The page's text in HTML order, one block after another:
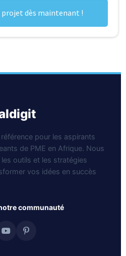
projet dès maintenant !
pour les aspirants
de PME en Afrique. Nous
outils et les stratégies
vos idées en succès
communauté